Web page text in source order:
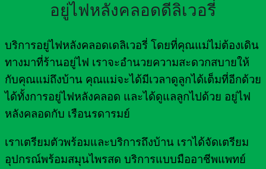
อยู่ไฟหลังคลอดดีลิเวอรี่
บริการอยู่ไฟหลังคลอดเดลิเวอรี่ โดยที่คุณแม่ไม่ต้องเดิน
ทางมาที่ร้านอยู่ไฟ เราจะอำนวยความสะดวกสบายให้
กับคุณแม่ถึงบ้าน คุณแม่จะได้มีเวลาดูลูกได้เต็มที่อีกด้วย
ได้ทั้งการอยู่ไฟหลังคลอด และได้ดูแลลูกไปด้วย อยู่ไฟ
หลังคลอดกับ เรือนรดารมย์
เราเตรียมตัวพร้อมและบริการถึงบ้าน เราได้จัดเตรียม
อุปกรณ์พร้อมสมุนไพรสด บริการแบบมืออาชีพแพทย์